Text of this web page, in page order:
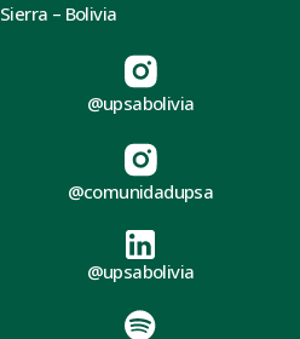
– Bolivia
@upsabolivia
@comunidadupsa
@upsabolivia